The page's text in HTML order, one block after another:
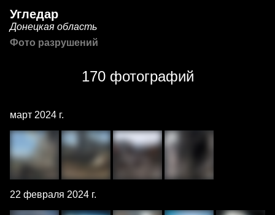
Угледар
Донецкая область
Фото разрушений
170 фотографий
март 2024 г.
22 февраля 2024 г.